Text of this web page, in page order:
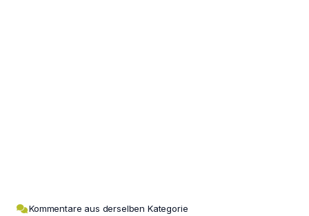
Kommentare aus derselben Kategorie